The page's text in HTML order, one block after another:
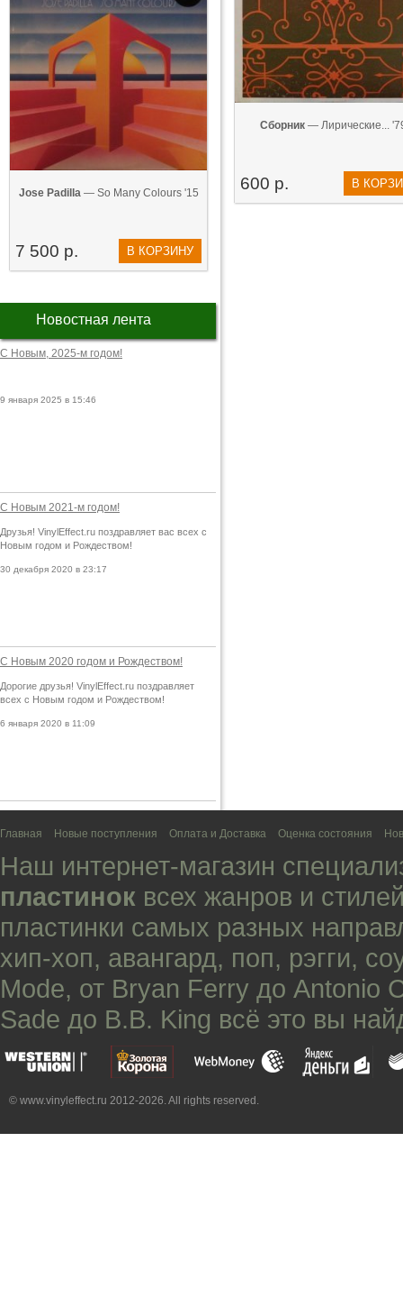
Jose Padilla— So Many Colours '15
7 500 р. В КОРЗИНУ
Новостная лента
С Новым, 2025-м годом!
9 января 2025 в 15:46
С Новым 2021-м годом!
Друзья! VinylEffect.ru поздравляет вас всех с
Новым годом и Рождеством!
30 декабря 2020 в 23:17
С Новым 2020 годом и Рождеством!
Дорогие друзья! VinylEffect.ru поздравляет
всех с Новым годом и Рождеством!
6 января 2020 в 11:09
Сборник — Лирические...
600 р. В
Главная Новые поступления Оплата и Доставка Оценка состояния
Наш интернет-магазин
пластинок всех жанров и
пластинки самых разных
хип-хоп, авангард, поп, рэгги,
Mode, от Bryan Ferry до Antonio
Sade до B.B. King всё это вы
© www.vinyleffect.ru 2012-2026. All rights reserved.